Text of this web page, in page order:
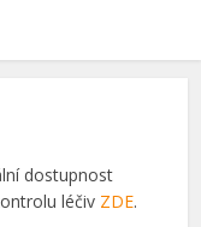
dostupnost
léčiv ZDE.